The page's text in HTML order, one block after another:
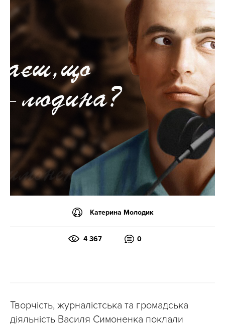
Катерина Молодик
4 367 0
Творчість, журналістська та громадська
діяльність Василя Симоненка поклали